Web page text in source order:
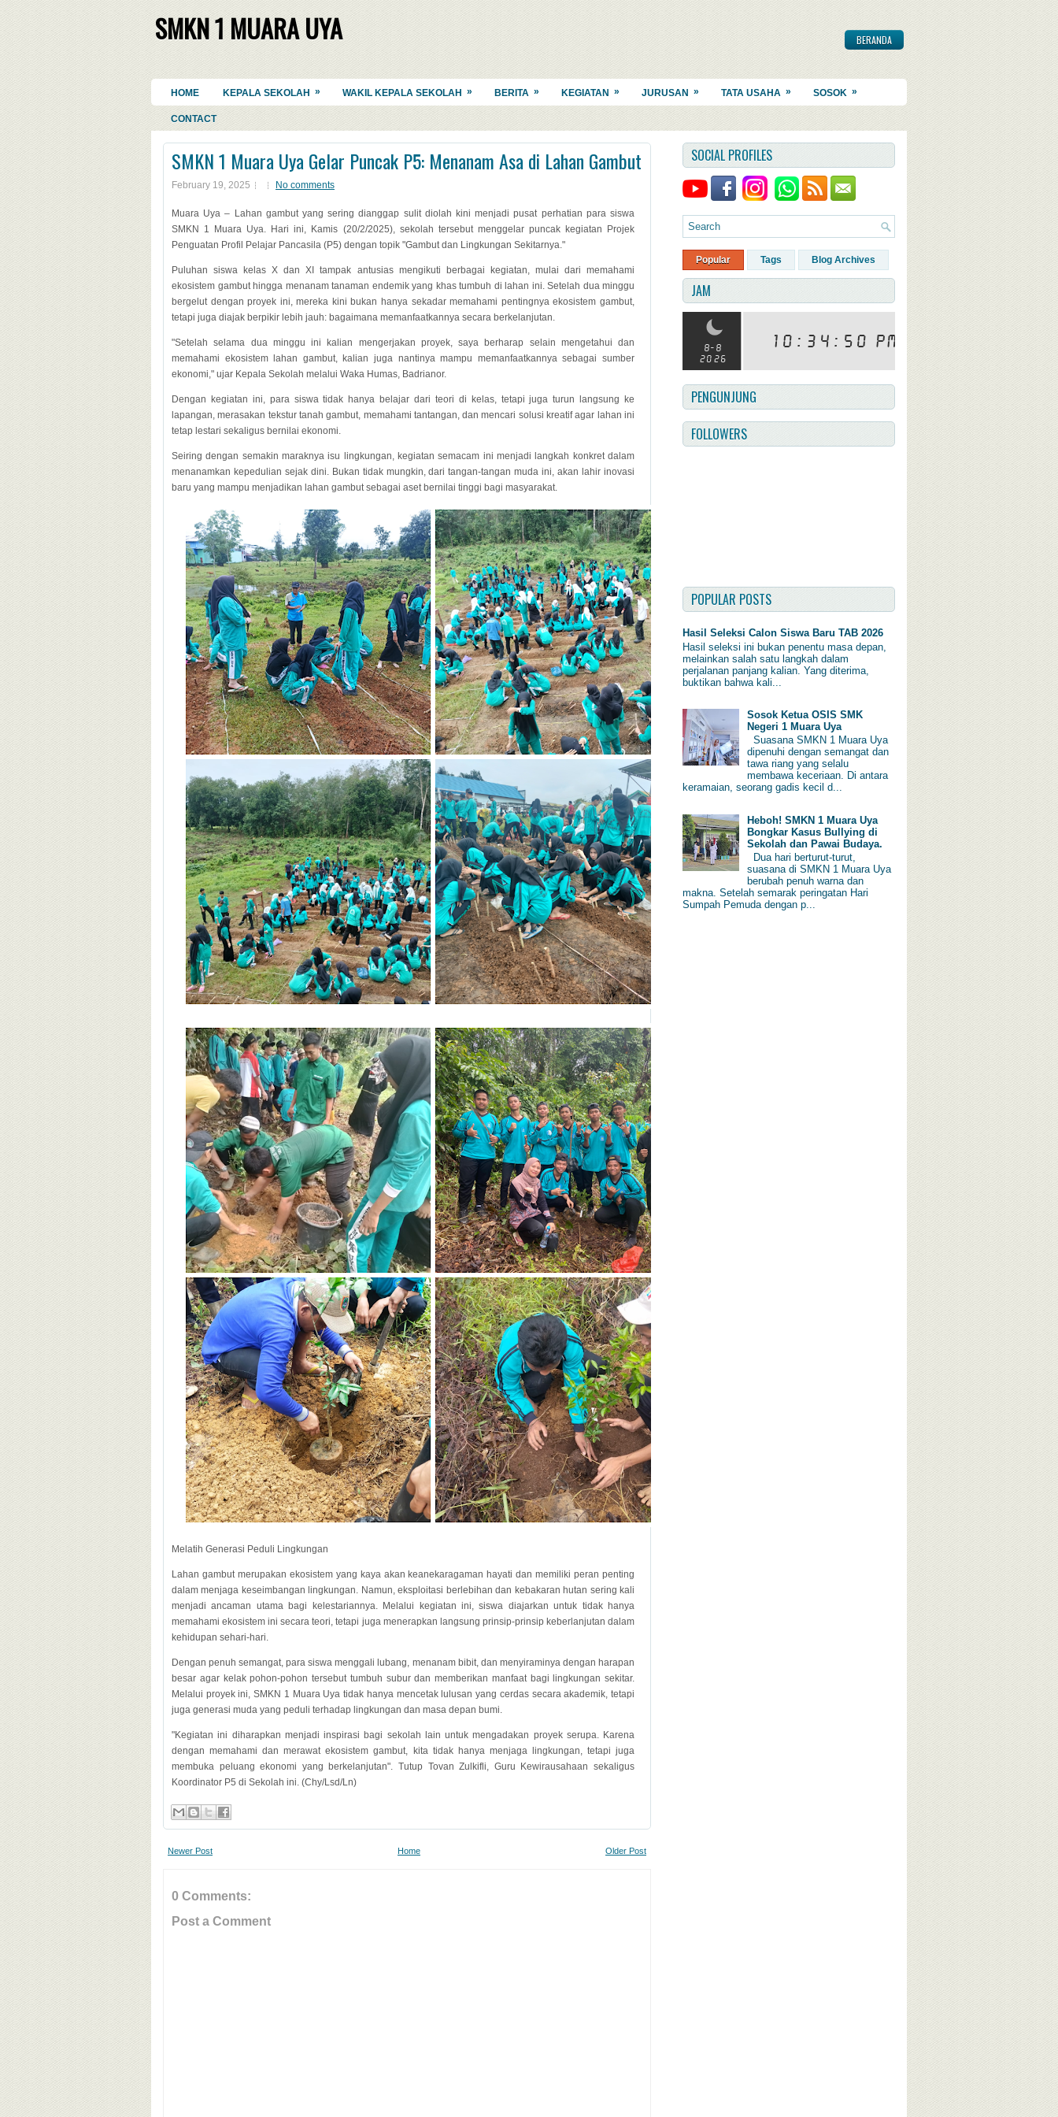
SMKN 1 MUARA UYA BERANDA
HOME KEPALA SEKOLAH » WAKIL KEPALA SEKOLAH » BERITA » KEGIATAN » JURUSAN » TATA USAHA » SOSOK »
CONTACT
SMKN 1 Muara Uya Gelar Puncak P5: Menanam Asa di Lahan Gambut
February 19, 2025 No comments
Muara Uya – Lahan gambut yang sering dianggap sulit diolah kini menjadi pusat perhatian para siswa
SMKN 1 Muara Uya. Hari ini, Kamis (20/2/2025), sekolah tersebut menggelar puncak kegiatan Projek
Penguatan Profil Pelajar Pancasila (P5) dengan topik "Gambut dan Lingkungan Sekitarnya."
Puluhan siswa kelas X dan XI tampak antusias mengikuti berbagai kegiatan, mulai dari memahami
ekosistem gambut hingga menanam tanaman endemik yang khas tumbuh di lahan ini. Setelah dua minggu
bergelut dengan proyek ini, mereka kini bukan hanya sekadar memahami pentingnya ekosistem gambut,
tetapi juga diajak berpikir lebih jauh: bagaimana memanfaatkannya secara berkelanjutan.
"Setelah selama dua minggu ini kalian mengerjakan proyek, saya berharap selain mengetahui dan
memahami ekosistem lahan gambut, kalian juga nantinya mampu memanfaatkannya sebagai sumber
ekonomi," ujar Kepala Sekolah melalui Waka Humas, Badrianor.
Dengan kegiatan ini, para siswa tidak hanya belajar dari teori di kelas, tetapi juga turun langsung ke
lapangan, merasakan tekstur tanah gambut, memahami tantangan, dan mencari solusi kreatif agar lahan ini
tetap lestari sekaligus bernilai ekonomi.
Seiring dengan semakin maraknya isu lingkungan, kegiatan semacam ini menjadi langkah konkret dalam
menanamkan kepedulian sejak dini. Bukan tidak mungkin, dari tangan-tangan muda ini, akan lahir inovasi
baru yang mampu menjadikan lahan gambut sebagai aset bernilai tinggi bagi masyarakat.
Melatih Generasi Peduli Lingkungan
Lahan gambut merupakan ekosistem yang kaya akan keanekaragaman hayati dan memiliki peran penting
dalam menjaga keseimbangan lingkungan. Namun, eksploitasi berlebihan dan kebakaran hutan sering kali
menjadi ancaman utama bagi kelestariannya. Melalui kegiatan ini, siswa diajarkan untuk tidak hanya
memahami ekosistem ini secara teori, tetapi juga menerapkan langsung prinsip-prinsip keberlanjutan dalam
kehidupan sehari-hari.
Dengan penuh semangat, para siswa menggali lubang, menanam bibit, dan menyiraminya dengan harapan
besar agar kelak pohon-pohon tersebut tumbuh subur dan memberikan manfaat bagi lingkungan sekitar.
Melalui proyek ini, SMKN 1 Muara Uya tidak hanya mencetak lulusan yang cerdas secara akademik, tetapi
juga generasi muda yang peduli terhadap lingkungan dan masa depan bumi.
"Kegiatan ini diharapkan menjadi inspirasi bagi sekolah lain untuk mengadakan proyek serupa. Karena
dengan memahami dan merawat ekosistem gambut, kita tidak hanya menjaga lingkungan, tetapi juga
membuka peluang ekonomi yang berkelanjutan". Tutup Tovan Zulkifli, Guru Kewirausahaan sekaligus
Koordinator P5 di Sekolah ini. (Chy/Lsd/Ln)
Newer Post Older Post
Home
0 Comments:
Post a Comment
SOCIAL PROFILES
Popular Tags Blog Archives
JAM
PENGUNJUNG
FOLLOWERS
POPULAR POSTS
Hasil Seleksi Calon Siswa Baru TAB 2026
Hasil seleksi ini bukan penentu masa depan,
melainkan salah satu langkah dalam
perjalanan panjang kalian. Yang diterima,
buktikan bahwa kali...
Sosok Ketua OSIS SMK
Negeri 1 Muara Uya
Suasana SMKN 1 Muara Uya
dipenuhi dengan semangat dan
tawa riang yang selalu
membawa keceriaan. Di antara
keramaian, seorang gadis kecil d...
Heboh! SMKN 1 Muara Uya
Bongkar Kasus Bullying di
Sekolah dan Pawai Budaya.
Dua hari berturut-turut,
suasana di SMKN 1 Muara Uya
berubah penuh warna dan
makna. Setelah semarak peringatan Hari
Sumpah Pemuda dengan p...